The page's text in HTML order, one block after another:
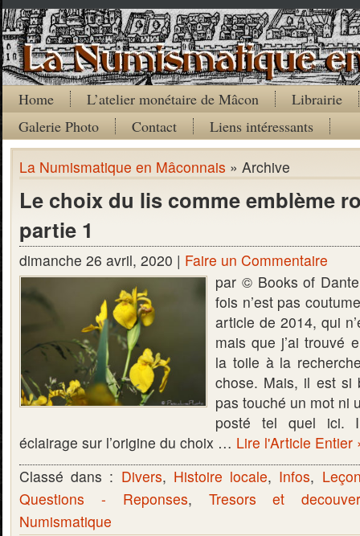
Home L’atelier monétaire de Mâcon
Librairie
Galerie Photo
Contact Liens intéressants
La Numismatique en Mâconnais » Archive
Le choix du lis comme emblème
partie 1
dimanche 26 avril, 2020 | Faire un Commentaire
par © Books of
fois n’est pas
article de 2014, qui
mais que j’ai trouvé
la toile à la
chose. Mais, il est si
pas touché un mot ni
posté tel quel ici.
éclairage sur l’origine du choix … Lire l'Article Entier
Classé dans : Divers, Histoire locale, Infos,
Questions - Reponses, Tresors et
Numismatique